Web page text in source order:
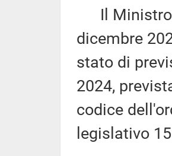
Il Ministro
dicembre
stato di
2024,
codice
legislativo